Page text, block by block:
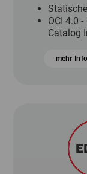
OCI 4.0
Catalog
mehr